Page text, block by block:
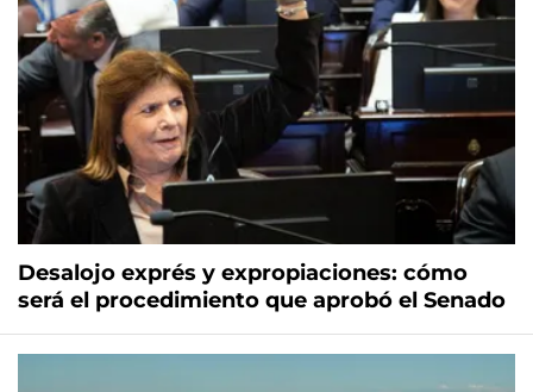
Desalojo exprés y expropiaciones: cómo
será el procedimiento que aprobó el Senado